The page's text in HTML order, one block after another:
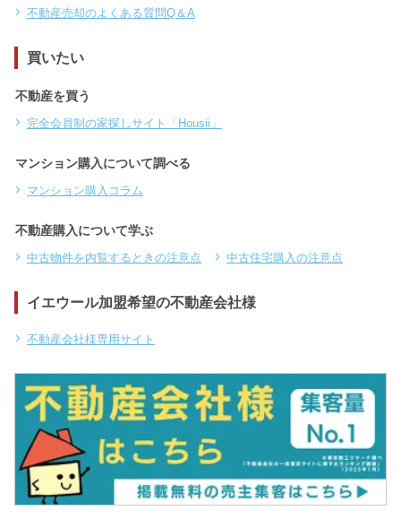
不動産売却のよくある質問Q＆A
買いたい
不動産を買う
完全会員制の家探しサイト「Housii」
マンション購入について調べる
マンション購入コラム
不動産購入について学ぶ
中古物件を内覧するときの注意点 中古住宅購入の注意点
イエウール加盟希望の不動産会社様
不動産会社様専用サイト